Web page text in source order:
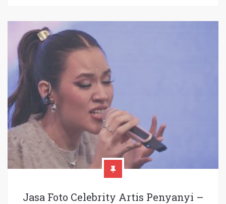
Jasa Foto Celebrity Artis Penyanyi –